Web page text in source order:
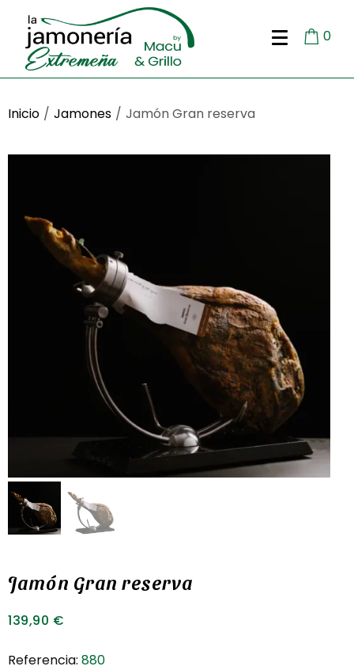
0
Inicio / Jamones / Jamón Gran reserva
Jamón Gran reserva
139,90 €
Referencia: 880